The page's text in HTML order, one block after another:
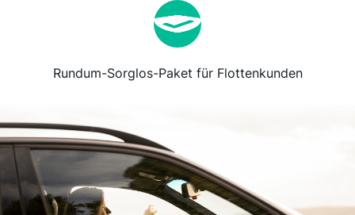
Rundum-Sorglos-Paket für Flottenkunden